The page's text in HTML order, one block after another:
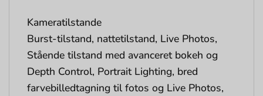
Kameratilstande
Burst-tilstand, nattetilstand, Live Photos,
Stående tilstand med avanceret bokeh og
Depth Control, Portrait Lighting, bred
farvebilledtagning til fotos og Live Photos,